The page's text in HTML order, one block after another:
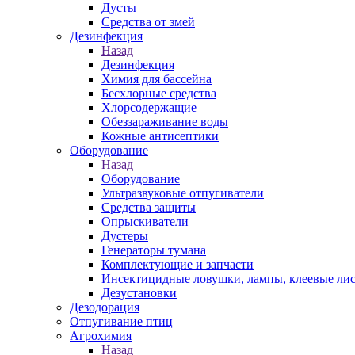
Дусты
Средства от змей
Дезинфекция
Назад
Дезинфекция
Химия для бассейна
Бесхлорные средства
Хлорсодержащие
Обеззараживание воды
Кожные антисептики
Оборудование
Назад
Оборудование
Ультразвуковые отпугиватели
Средства защиты
Опрыскиватели
Дустеры
Генераторы тумана
Комплектующие и запчасти
Инсектицидные ловушки, лампы, клеевые
Дезустановки
Дезодорация
Отпугивание птиц
Агрохимия
Назад